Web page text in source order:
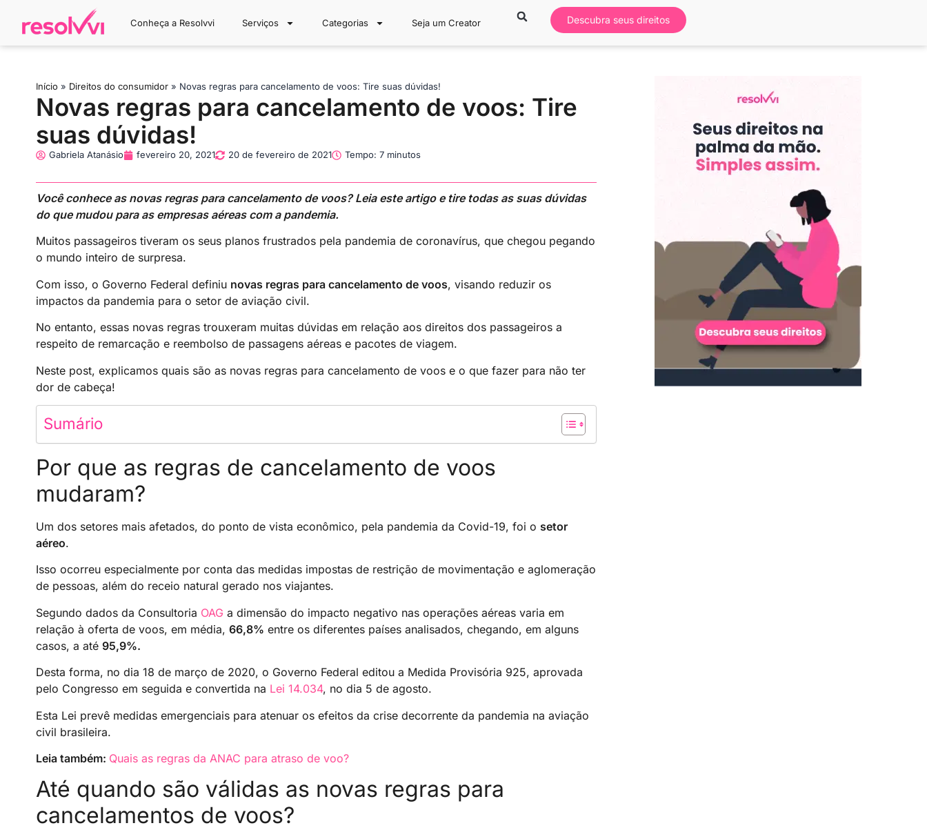
Conheça a Resolvvi Serviços Categorias Seja um Creator Descubra seus direitos
Início » Direitos do consumidor » Novas regras para cancelamento de voos: Tire suas dúvidas!
Novas regras para cancelamento de voos: Tire
suas dúvidas!
Gabriela Atanásio fevereiro 20, 2021 20 de fevereiro de 2021 Tempo: 7 minutos
Você conhece as novas regras para cancelamento de voos? Leia este artigo e tire todas as suas dúvidas
do que mudou para as empresas aéreas com a pandemia.
Muitos passageiros tiveram os seus planos frustrados pela pandemia de coronavírus, que chegou pegando
o mundo inteiro de surpresa.
Com isso, o Governo Federal definiu novas regras para cancelamento de voos, visando reduzir os
impactos da pandemia para o setor de aviação civil.
No entanto, essas novas regras trouxeram muitas dúvidas em relação aos direitos dos passageiros a
respeito de remarcação e reembolso de passagens aéreas e pacotes de viagem.
Neste post, explicamos quais são as novas regras para cancelamento de voos e o que fazer para não ter
dor de cabeça!
Sumário
Por que as regras de cancelamento de voos
mudaram?
Um dos setores mais afetados, do ponto de vista econômico, pela pandemia da Covid-19, foi o setor
aéreo.
Isso ocorreu especialmente por conta das medidas impostas de restrição de movimentação e aglomeração
de pessoas, além do receio natural gerado nos viajantes.
Segundo dados da Consultoria OAG a dimensão do impacto negativo nas operações aéreas varia em
relação à oferta de voos, em média, 66,8% entre os diferentes países analisados, chegando, em alguns
casos, a até 95,9%.
Desta forma, no dia 18 de março de 2020, o Governo Federal editou a Medida Provisória 925, aprovada
pelo Congresso em seguida e convertida na Lei 14.034, no dia 5 de agosto.
Esta Lei prevê medidas emergenciais para atenuar os efeitos da crise decorrente da pandemia na aviação
civil brasileira.
Leia também: Quais as regras da ANAC para atraso de voo?
Até quando são válidas as novas regras para
cancelamentos de voos?